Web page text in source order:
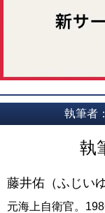
執筆者
執
藤井佑（ふじいゆ
元海上自衛官。